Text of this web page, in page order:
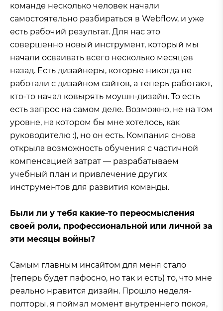
команде несколько человек начали
самостоятельно разбираться в Webflow, и уже
есть рабочий результат. Для нас это
совершенно новый инструмент, который мы
начали осваивать всего несколько месяцев
назад. Есть дизайнеры, которые никогда не
работали с дизайном сайтов, а теперь работают,
кто-то начал ковырять моушн-дизайн. То есть
есть запрос на самом деле. Возможно, не на том
уровне, на котором бы мне хотелось, как
руководителю :), но он есть. Компания снова
открыла возможность обучения с частичной
компенсацией затрат — разрабатываем
учебный план и привлечение других
инструментов для развития команды.
Были ли у тебя какие-то переосмысления
своей роли, профессиональной или личной за
эти месяцы войны?
Самым главным инсайтом для меня стало
(теперь будет пафосно, но так и есть) то, что мне
реально нравится дизайн. Прошло неделя-
полторы, я поймал момент внутреннего покоя,